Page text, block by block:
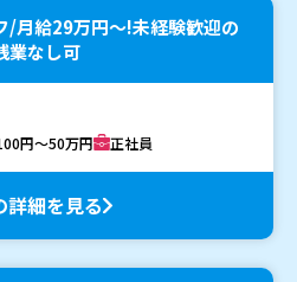
/月給29万円〜!未経験歓迎の
業なし可
円～50万円 正社員
詳細を見る